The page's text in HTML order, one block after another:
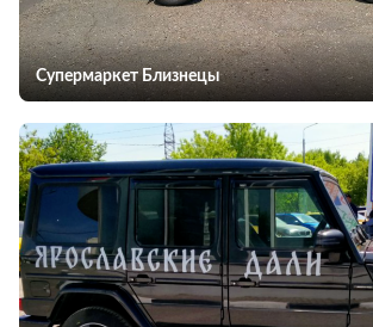
Супермаркет Близнецы